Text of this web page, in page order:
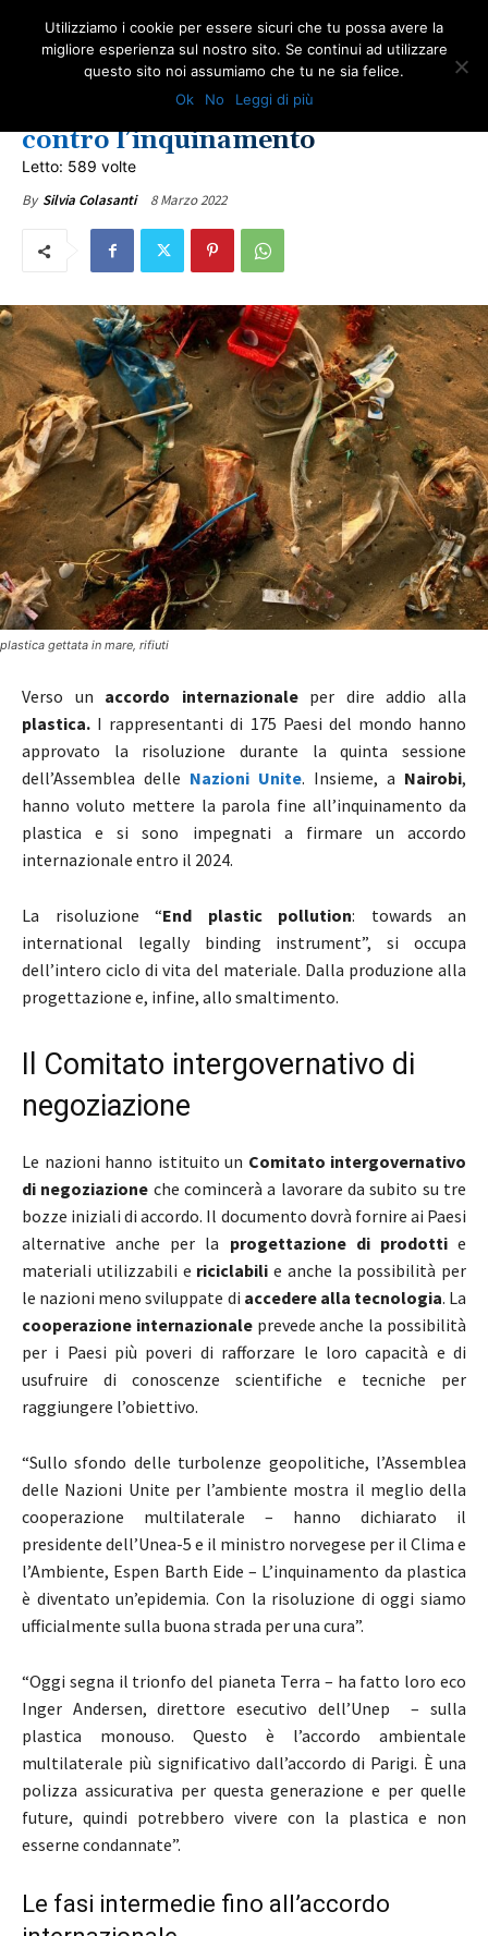
Plastica, 175 Paesi dell’Onu
contro l’inquinamento
Letto: 589 volte
By Silvia Colasanti 8 Marzo 2022
plastica gettata in mare, rifiuti
Verso un accordo internazionale per dire addio alla
plastica. I rappresentanti di 175 Paesi del mondo hanno
approvato la risoluzione durante la quinta sessione
dell’Assemblea delle Nazioni Unite. Insieme, a Nairobi,
hanno voluto mettere la parola fine all’inquinamento da
plastica e si sono impegnati a firmare un accordo
internazionale entro il 2024.
La risoluzione “End plastic pollution: towards an
international legally binding instrument”, si occupa
dell’intero ciclo di vita del materiale. Dalla produzione alla
progettazione e, infine, allo smaltimento.
Il Comitato intergovernativo di
negoziazione
Le nazioni hanno istituito un Comitato intergovernativo
di negoziazione che comincerà a lavorare da subito su tre
bozze iniziali di accordo. Il documento dovrà fornire ai Paesi
alternative anche per la progettazione di prodottie
materiali utilizzabili e riciclabili e anche la possibilità per
le nazioni meno sviluppate di accedere alla tecnologia. La
cooperazione internazionaleprevede anche la possibilità
per i Paesi più poveri di rafforzare le loro capacità e di
usufruire di conoscenze scientifiche e tecniche per
raggiungere l’obiettivo.
“Sullo sfondo delle turbolenze geopolitiche, l’Assemblea
delle Nazioni Unite per l’ambiente mostra il meglio della
cooperazione multilaterale – hanno dichiarato il
presidente dell’Unea-5 e il ministro norvegese per il Clima e
l’Ambiente, Espen Barth Eide – L’inquinamento da plastica
è diventato un’epidemia. Con la risoluzione di oggi siamo
ufficialmente sulla buona strada per una cura”.
“Oggi segna il trionfo del pianeta Terra – ha fatto loro eco
Inger Andersen, direttore esecutivo dell’Unep – sulla
plastica monouso. Questo è l’accordo ambientale
multilaterale più significativo dall’accordo di Parigi. È una
polizza assicurativa per questa generazione e per quelle
future, quindi potrebbero vivere con la plastica e non
esserne condannate”.
Le fasi intermedie fino all’accordo
Utilizziamo i cookie per essere sicuri che tu possa avere la
migliore esperienza sul nostro sito. Se continui ad utilizzare
questo sito noi assumiamo che tu ne sia felice.
Ok
No Leggi di più